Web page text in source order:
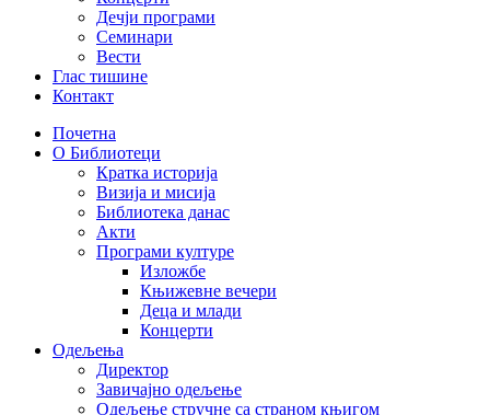
Дечји програми
Семинари
Вести
Глас тишине
Контакт
Почетна
О Библиотеци
Кратка историја
Визија и мисија
Библиотека данас
Акти
Програми културе
Изложбе
Књижевне вечери
Деца и млади
Концерти
Одељења
Директор
Завичајно одељење
Одељење стручне са страном књигом